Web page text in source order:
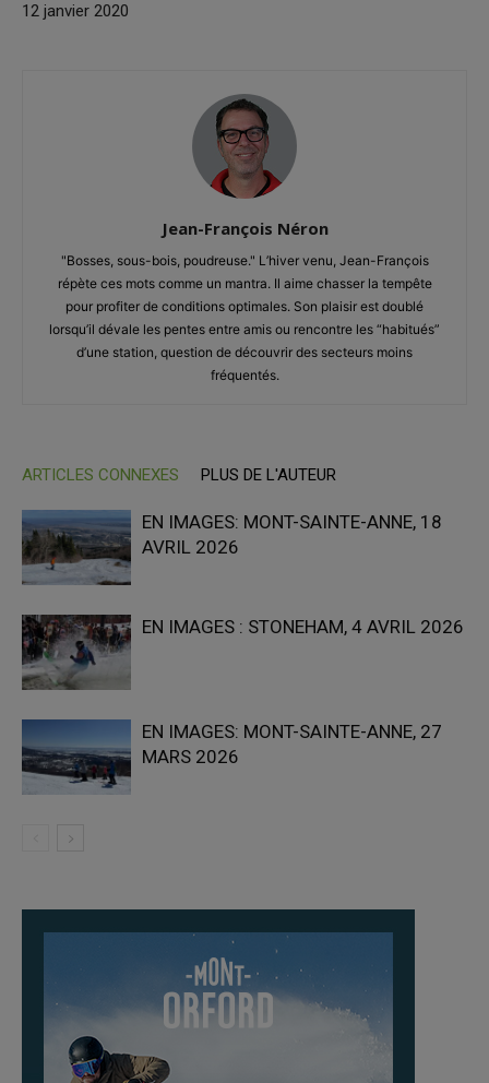
12 janvier 2020
Jean-François Néron
"Bosses, sous-bois, poudreuse." L’hiver venu, Jean-François
répète ces mots comme un mantra. Il aime chasser la tempête
pour profiter de conditions optimales. Son plaisir est doublé
lorsqu’il dévale les pentes entre amis ou rencontre les “habitués”
d’une station, question de découvrir des secteurs moins
fréquentés.
ARTICLES CONNEXES PLUS DE L'AUTEUR
EN IMAGES: MONT-SAINTE-ANNE, 18
AVRIL 2026
EN IMAGES : STONEHAM, 4 AVRIL 2026
EN IMAGES: MONT-SAINTE-ANNE, 27
MARS 2026